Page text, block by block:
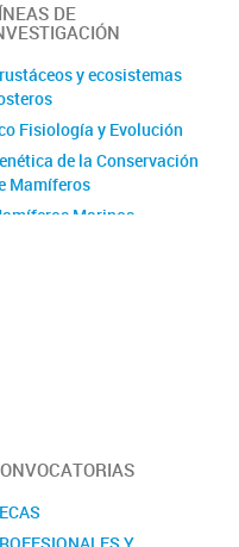
DE
y ecosistemas
Fisiología y Evolución
de la Conservación
Mamíferos
Marinos
Terrestre y